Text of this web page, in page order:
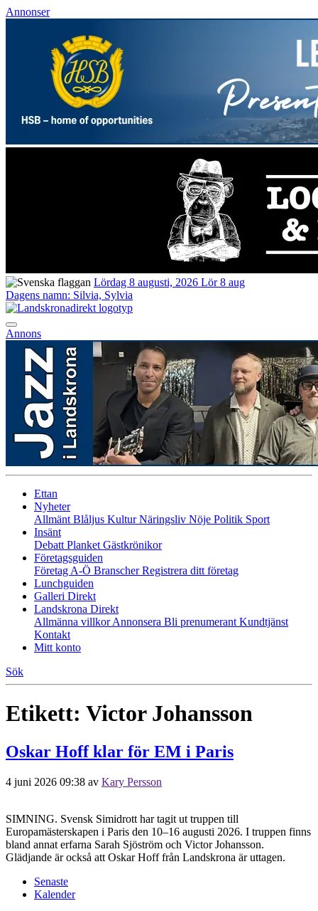
Annonser
Lördag 8 augusti, 2026 Lör 8 aug
Dagens namn: Silvia, Sylvia
Annons
Ettan
Nyheter
Allmänt Blåljus KulturNäringsliv Nöje Politik Sport
Insänt
Debatt Planket Gästkrönikor
Företagsguiden
Företag A-Ö BranscherRegistrera ditt företag
Lunchguiden
Galleri Direkt
Landskrona Direkt
Allmänna villkorAnnonsera Bli prenumerant Kundtjänst
Kontakt
Mitt konto
Sök
Etikett: Victor Johansson
Oskar Hoff klar för EM i Paris
4 juni 2026 09:38 av Kary Persson
SIMNING. Svensk Simidrott har tagit ut truppen till
Europamästerskapen i Paris den 10–16 augusti 2026. I truppen finns
bland annat erfarna Sarah Sjöström och Victor Johansson.
Glädjande är också att Oskar Hoff från Landskrona är uttagen.
Senaste
Kalender